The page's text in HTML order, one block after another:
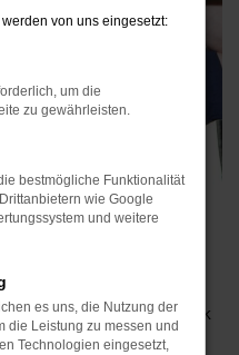
oder einer
die
mit modernster Technik
von uns eingesetzt:
um die
zu gewährleisten.
bestmögliche Funktionalität
wie Google
und weitere
es uns, die Nutzung der
die Leistung zu messen und
Technologien eingesetzt,